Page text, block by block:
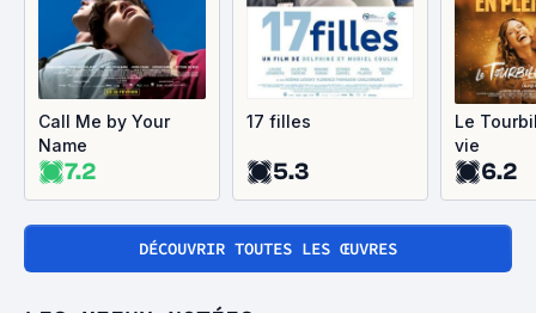
Call Me by Your
Name
7.2
17 filles
5.3
Le
vie
6.2
DÉCOUVRIR TOUTES LES ŒUVRES